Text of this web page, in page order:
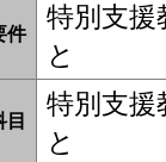
件
特別支
と
特別支
と